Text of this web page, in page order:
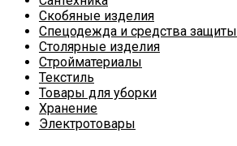
Скобяные изделия
Спецодежда и средства защиты
Столярные изделия
Стройматериалы
Текстиль
Товары для уборки
Хранение
Электротовары